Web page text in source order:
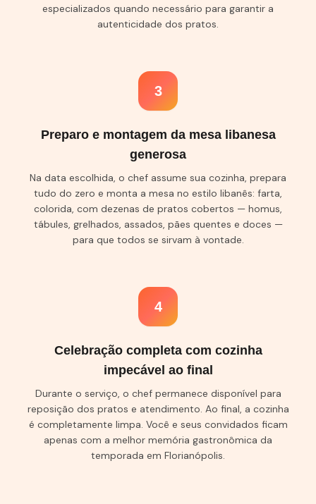
especializados quando necessário para garantir a
autenticidade dos pratos.
3
Preparo e montagem da mesa libanesa
generosa
Na data escolhida, o chef assume sua cozinha, prepara
tudo do zero e monta a mesa no estilo libanês: farta,
colorida, com dezenas de pratos cobertos — homus,
tábules, grelhados, assados, pães quentes e doces —
para que todos se sirvam à vontade.
4
Celebração completa com cozinha
impecável ao final
Durante o serviço, o chef permanece disponível para
reposição dos pratos e atendimento. Ao final, a cozinha
é completamente limpa. Você e seus convidados ficam
apenas com a melhor memória gastronômica da
temporada em Florianópolis.